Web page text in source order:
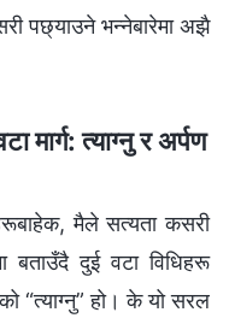
पछ्याउने भन्‍नेबारेमा अझै
मार्ग: त्याग्‍नु र अर्पण
मैले सत्यता कसरी
बताउँदै दुई वटा विधिहरू
“त्याग्‍नु” हो। के यो सरल